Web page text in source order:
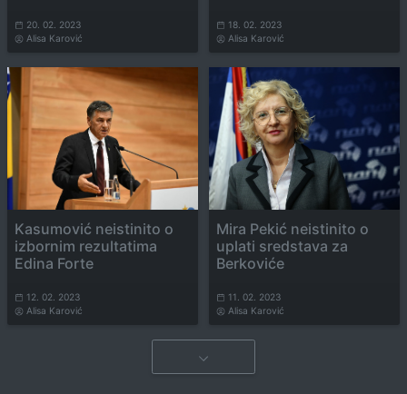
20. 02. 2023
Alisa Karović
18. 02. 2023
Alisa Karović
Kasumović neistinito o
izbornim rezultatima
Edina Forte
12. 02. 2023
Alisa Karović
Mira Pekić neistinito o
uplati sredstava za
Berkoviće
11. 02. 2023
Alisa Karović